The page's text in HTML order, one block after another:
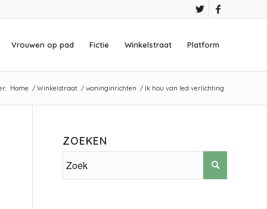
Vrouwen op pad Fictie Winkelstraat Platform
Home / Winkelstraat / woninginrichten / Ik hou van led verlichting.
ZOEKEN